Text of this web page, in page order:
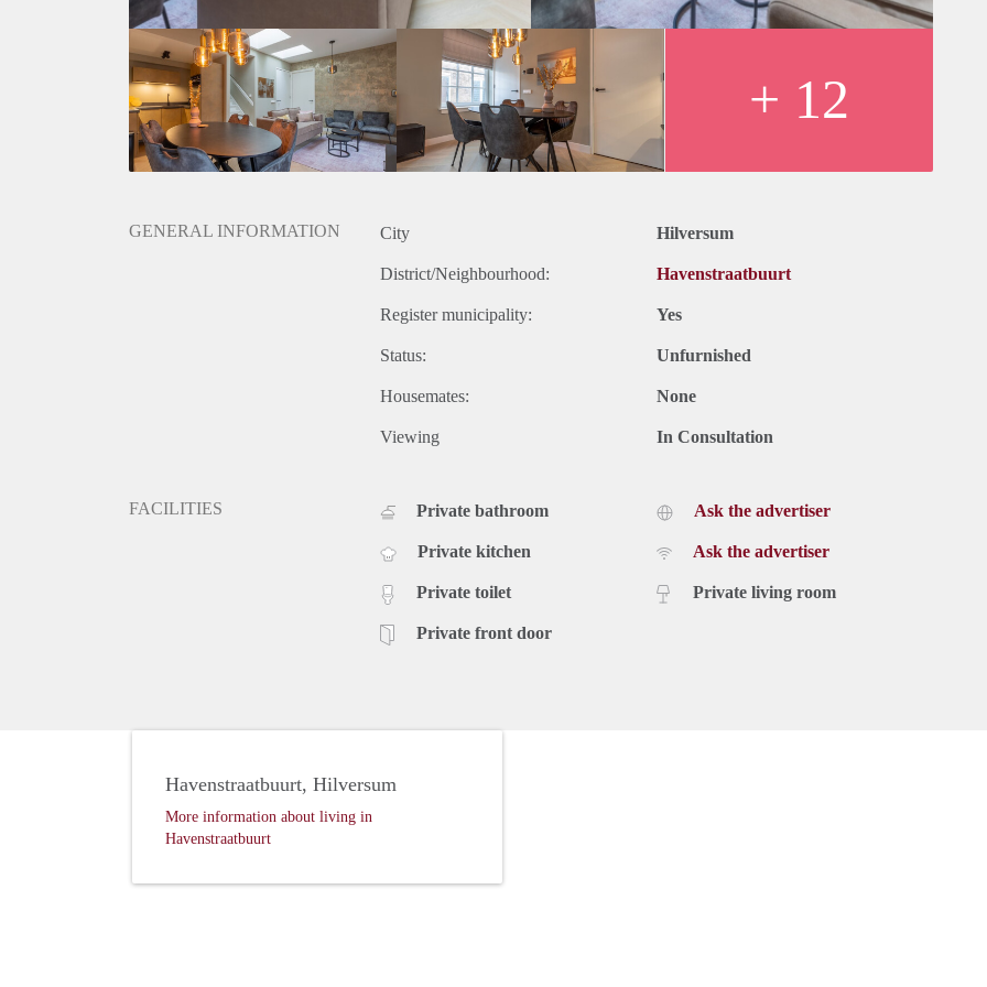
Woonomgeving: Als de Havenstraat in een rustige en aangename woonwijk ligt, kan dit bijdragen aan een prettige
leefomgeving voor bewoners.
Natuur en recreatie: De nabijheid van parken, natuurgebieden of recreatiemogelijkheden kan de kwaliteit van leven
verbeteren en ontspanningsmogelijkheden bieden.
+ 12
GENERAL INFORMATION City Hilversum
District/Neighbourhood: Havenstraatbuurt
Register municipality: Yes
Status: Unfurnished
Housemates: None
Viewing In Consultation
FACILITIES Private bathroom
Private kitchen
Private toilet
Private front door
Ask the advertiser
Ask the advertiser
Private living room
Havenstraatbuurt, Hilversum
More information about living in
Havenstraatbuurt